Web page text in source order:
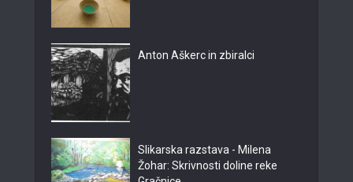
Anton Aškerc in zbiralci
Slikarska razstava - Milena
Žohar: Skrivnosti doline reke